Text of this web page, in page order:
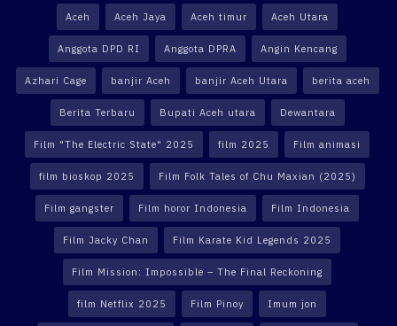
Aceh Aceh Jaya Aceh timur Aceh Utara
Anggota DPD RI Anggota DPRA Angin Kencang
Azhari Cage banjir Aceh banjir Aceh Utara berita aceh
Berita Terbaru Bupati Aceh utara Dewantara
Film "The Electric State" 2025 film 2025 Film animasi
film bioskop 2025 Film Folk Tales of Chu Maxian (2025)
Film gangster Film horor Indonesia Film Indonesia
Film Jacky Chan Film Karate Kid Legends 2025
Film Mission: Impossible – The Final Reckoning
film Netflix 2025 Film Pinoy Imum jon